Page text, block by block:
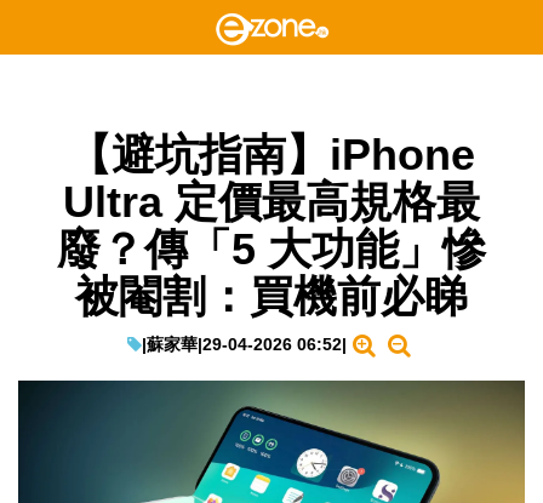
【避坑指南】iPhone
Ultra 定價最高規格最
廢？傳「5 大功能」慘
被閹割：買機前必睇
|蘇家華|29-04-2026 06:52|